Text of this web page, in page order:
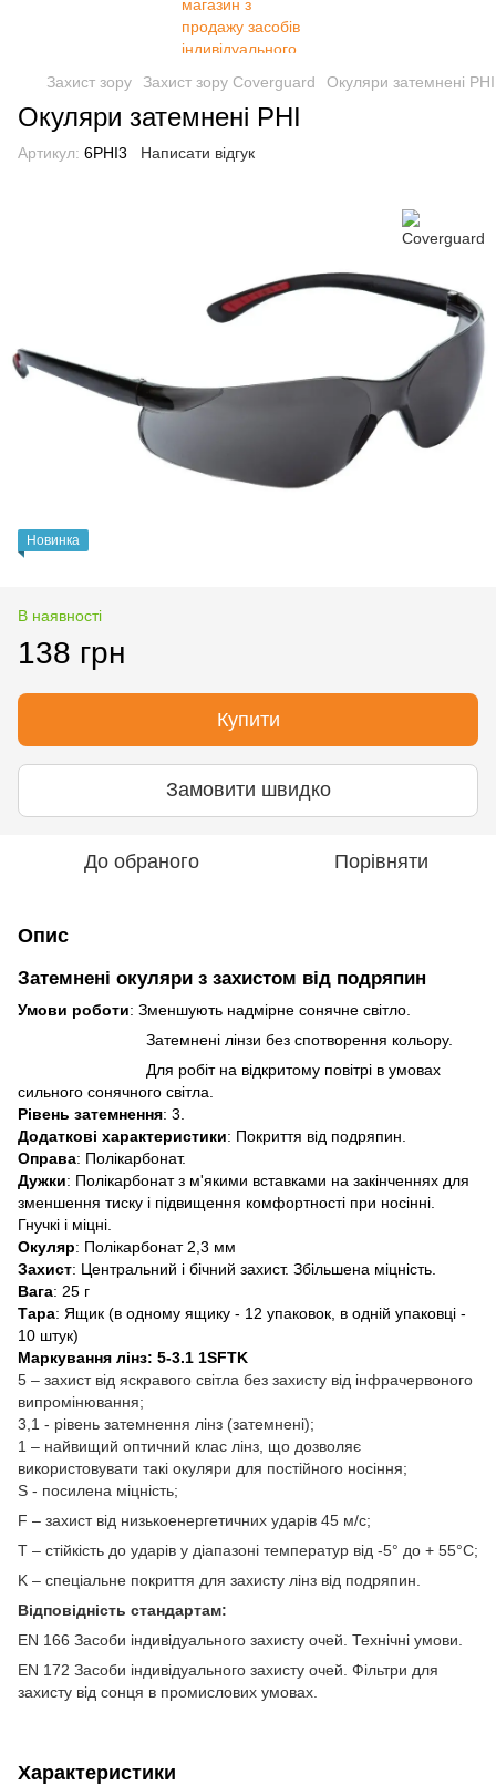
Захист зору Захист зору Coverguard Окуляри затемнені PHI
Окуляри затемнені PHI
Артикул: 6PHI3 Написати відгук
Новинка
В наявності
138 грн
Купити
Замовити швидко
До обраного Порівняти
Опис
Затемнені окуляри з захистом від подряпин
Умови роботи: Зменшують надмірне сонячне світло.
Затемнені лінзи без спотворення кольору.
Для робіт на відкритому повітрі в умовах
сильного сонячного світла.
Рівень затемнення: 3.
Додаткові характеристики: Покриття від подряпин.
Оправа: Полікарбонат.
Дужки: Полікарбонат з м'якими вставками на закінченнях для
зменшення тиску і підвищення комфортності при носінні.
Гнучкі і міцні.
Окуляр: Полікарбонат 2,3 мм
Захист: Центральний і бічний захист. Збільшена міцність.
Вага: 25 г
Тара: Ящик (в одному ящику - 12 упаковок, в одній упаковці -
10 штук)
Маркування лінз: 5-3.1 1SFTK
5 – захист від яскравого світла без захисту від інфрачервоного
випромінювання;
3,1 - рівень затемнення лінз (затемнені);
1 – найвищий оптичний клас лінз, що дозволяє
використовувати такі окуляри для постійного носіння;
S - посилена міцність;
F – захист від низькоенергетичних ударів 45 м/с;
T – стійкість до ударів у діапазоні температур від -5° до + 55°C;
K – спеціальне покриття для захисту лінз від подряпин.
Відповідність стандартам:
EN 166 Засоби індивідуального захисту очей. Технічні умови.
EN 172 Засоби індивідуального захисту очей. Фільтри для
захисту від сонця в промислових умовах.
Характеристики